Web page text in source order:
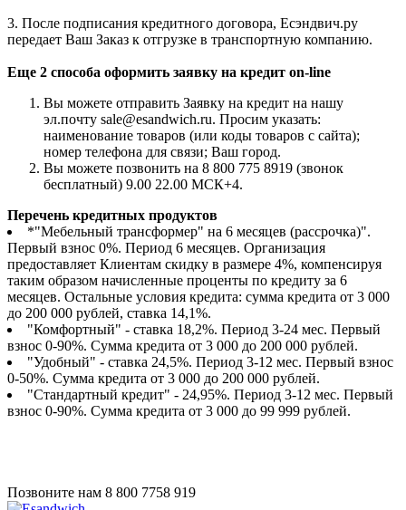
3. После подписания кредитного договора, Есэндвич.ру
передает Ваш Заказ к отгрузке в транспортную компанию.
Еще 2 способа оформить заявку на кредит on-line
Вы можете отправить Заявку на кредит на нашу
эл.почту sale@esandwich.ru. Просим указать:
наименование товаров (или коды товаров с сайта);
номер телефона для связи; Ваш город.
Вы можете позвонить на 8 800 775 8919 (звонок
бесплатный) 9.00 22.00 МСК+4.
Перечень кредитных продуктов
*"Мебельный трансформер" на 6 месяцев (рассрочка)".
Первый взнос 0%. Период 6 месяцев. Организация
предоставляет Клиентам скидку в размере 4%, компенсируя
таким образом начисленные проценты по кредиту за 6
месяцев. Остальные условия кредита: сумма кредита от 3 000
до 200 000 рублей, ставка 14,1%.
"Комфортный" - ставка 18,2%. Период 3-24 мес. Первый
взнос 0-90%. Сумма кредита от 3 000 до 200 000 рублей.
"Удобный" - ставка 24,5%. Период 3-12 мес. Первый взнос
0-50%. Сумма кредита от 3 000 до 200 000 рублей.
"Стандартный кредит" - 24,95%. Период 3-12 мес. Первый
взнос 0-90%. Сумма кредита от 3 000 до 99 999 рублей.
Позвоните нам 8 800 7758 919